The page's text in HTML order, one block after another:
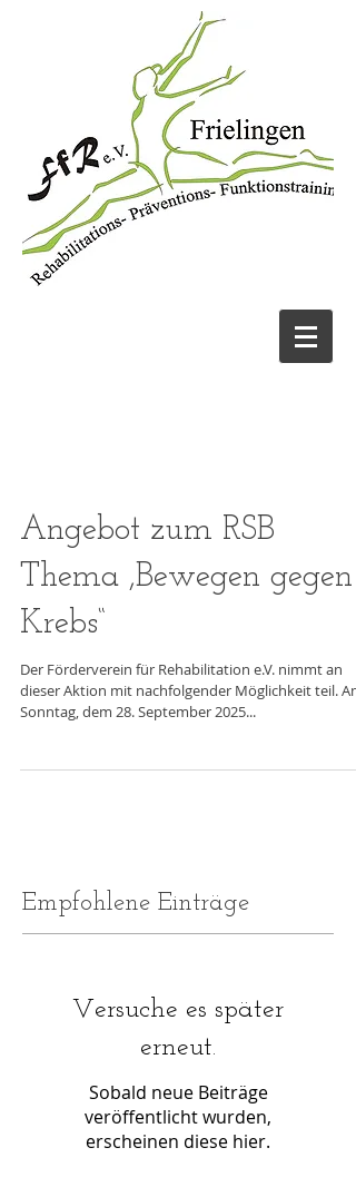
Angebot zum RSB
Thema ,Bewegen gegen
Krebs“
​​Der Förderverein für Rehabilitation e.V. nimmt an
dieser Aktion mit nachfolgender Möglichkeit teil. Am
Sonntag, dem 28. September 2025...
Empfohlene Einträge
Versuche es später
erneut.
Sobald neue Beiträge
veröffentlicht wurden,
erscheinen diese hier.